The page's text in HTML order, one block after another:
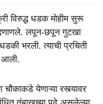
विरुद्ध धडक मोहीम सुरू
लपून-छपून गुटखा
धडकी भरली. त्याची प्रचिती
आली.
येणाऱ्या रस्त्यावर